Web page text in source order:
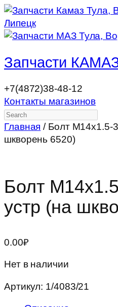
Запчасти
+7(4872)38-48-12
Контакты магазинов
Search
Главная / Болт М14х1.5-
шкворень 6520)
Болт
устр (на
0.00₽
Нет в наличии
Артикул: 1/4083/21